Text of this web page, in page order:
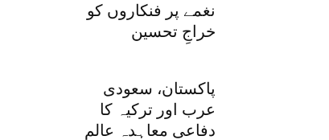
نغمے پر فنکاروں کو
خراجِ تحسین
پاکستان، سعودی
عرب اور ترکیہ کا
دفاعی معاہدہ عالم